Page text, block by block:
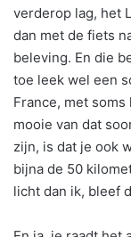
verderop lag, het
dan met de fiets
beleving. En die
toe leek wel een
France, met
mooie van dat
zijn, is dat je ook
bijna de 50
licht dan ik, bleef